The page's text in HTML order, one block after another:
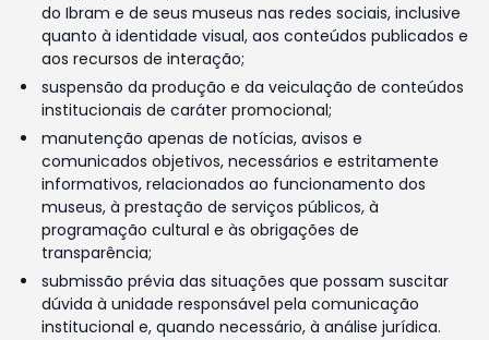
do Ibram e de seus museus nas redes sociais, inclusive
quanto à identidade visual, aos conteúdos publicados e
aos recursos de interação;
suspensão da produção e da veiculação de conteúdos
institucionais de caráter promocional;
manutenção apenas de notícias, avisos e
comunicados objetivos, necessários e estritamente
informativos, relacionados ao funcionamento dos
museus, à prestação de serviços públicos, à
programação cultural e às obrigações de
transparência;
submissão prévia das situações que possam suscitar
dúvida à unidade responsável pela comunicação
institucional e, quando necessário, à análise jurídica.